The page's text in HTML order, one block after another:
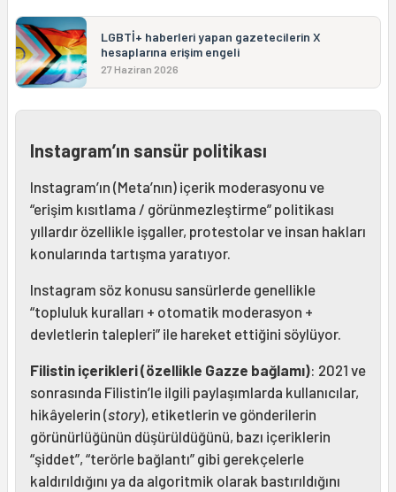
LGBTİ+ haberleri yapan gazetecilerin X
hesaplarına erişim engeli
27 Haziran 2026
Instagram’ın sansür politikası
Instagram’ın (Meta’nın) içerik moderasyonu ve
“erişim kısıtlama / görünmezleştirme” politikası
yıllardır özellikle işgaller, protestolar ve insan hakları
konularında tartışma yaratıyor.
Instagram söz konusu sansürlerde genellikle
“topluluk kuralları + otomatik moderasyon +
devletlerin talepleri” ile hareket ettiğini söylüyor.
Filistin içerikleri (özellikle Gazze bağlamı): 2021 ve
sonrasında Filistin’le ilgili paylaşımlarda kullanıcılar,
hikâyelerin (story), etiketlerin ve gönderilerin
görünürlüğünün düşürüldüğünü, bazı içeriklerin
“şiddet”, “terörle bağlantı” gibi gerekçelerle
kaldırıldığını ya da algoritmik olarak bastırıldığını